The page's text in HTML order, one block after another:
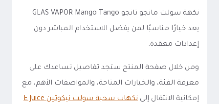
نكهة سولت مانجو تانجو GLAS VAPOR Mango Tango
يعد خيارًا مناسبًا لمن يفضل الاستخدام المباشر دون
إعدادات معقدة.
ومن خلال صفحة المنتج ستجد تفاصيل تساعدك على
معرفة الفئة، والخيارات المتاحة، والمواصفات الأهم، مع
إمكانية الانتقال إلى نكهات سحبة سولت نيكوتين E Juice